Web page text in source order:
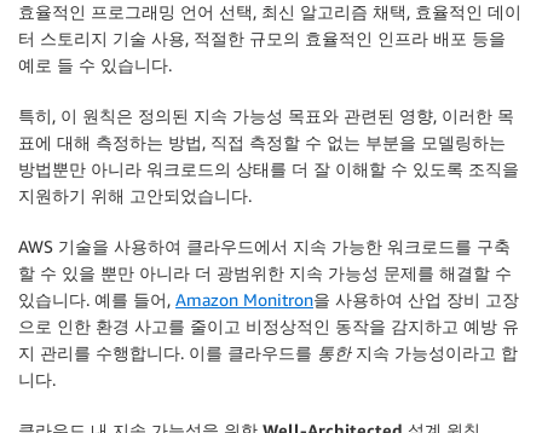
효율적인 프로그래밍 언어 선택, 최신 알고리즘 채택, 효율적인 데이
터 스토리지 기술 사용, 적절한 규모의 효율적인 인프라 배포 등을
예로 들 수 있습니다.
특히, 이 원칙은 정의된 지속 가능성 목표와 관련된 영향, 이러한 목
표에 대해 측정하는 방법, 직접 측정할 수 없는 부분을 모델링하는
방법뿐만 아니라 워크로드의 상태를 더 잘 이해할 수 있도록 조직을
지원하기 위해 고안되었습니다.
AWS 기술을 사용하여 클라우드에서 지속 가능한 워크로드를 구축
할 수 있을 뿐만 아니라 더 광범위한 지속 가능성 문제를 해결할 수
있습니다. 예를 들어, Amazon Monitron을 사용하여 산업 장비 고장
으로 인한 환경 사고를 줄이고 비정상적인 동작을 감지하고 예방 유
지 관리를 수행합니다. 이를 클라우드를 통한 지속 가능성이라고 합
니다.